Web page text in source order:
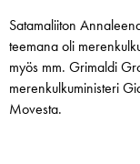
Satamaliiton
teemana oli
myös mm. Grimaldi
merenkulkuministeri
Movesta.